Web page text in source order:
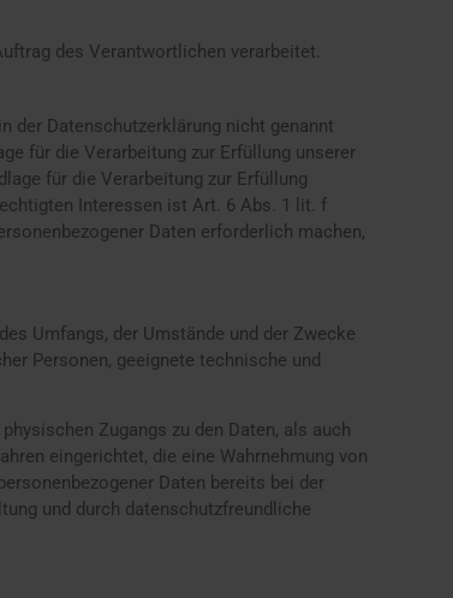
des Verantwortlichen verarbeitet.
der Datenschutzerklärung nicht genannt
für die Verarbeitung zur Erfüllung unserer
für die Verarbeitung zur Erfüllung
Interessen ist Art. 6 Abs. 1 lit. f
Daten erforderlich machen,
Umfangs, der Umstände und der Zwecke
Personen, geeignete technische und
Zugangs zu den Daten, als auch
eingerichtet, die eine Wahrnehmung von
Daten bereits bei der
und durch datenschutzfreundliche